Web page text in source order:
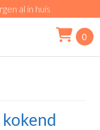
al in huis
0